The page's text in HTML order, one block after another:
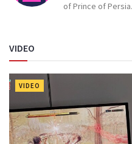
of Prince of
VIDEO
VIDEO